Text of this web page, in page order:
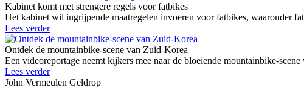
Kabinet komt met strengere regels voor fatbikes
Het kabinet wil ingrijpende maatregelen invoeren voor fatbikes, waaronder
Lees verder
Ontdek de mountainbike-scene van Zuid-Korea
Een videoreportage neemt kijkers mee naar de bloeiende mountainbike-
Lees verder
John Vermeulen Geldrop